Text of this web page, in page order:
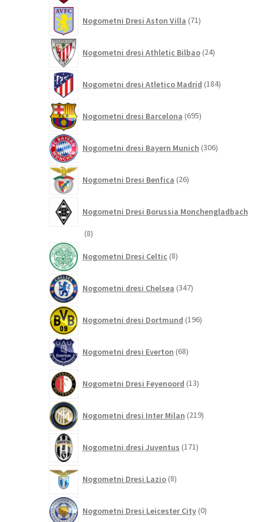
Nogometni Dresi Aston Villa 71izdelkov
Nogometni dresi Athletic Bilbao 24izdelkov
Nogometni dresi Atletico Madrid 184izdelkov
Nogometni dresi Barcelona 695izdelkov
Nogometni dresi Bayern Munich 306izdelkov
Nogometni Dresi Benfica 26izdelkov
Nogometni Dresi Borussia Monchengladbach
88
Nogometni Dresi Celtic 8izdelkov
Nogometni dresi Chelsea 347izdelkov
Nogometni dresi Dortmund 196izdelkov
Nogometni dresi Everton 68izdelkov
Nogometni Dresi Feyenoord 13izdelkov
Nogometni dresi Inter Milan 219izdelkov
Nogometni dresi Juventus 171izdelkov
Nogometni Dresi Lazio 8izdelkov
Nogometni Dresi Leicester City 0izdelkov